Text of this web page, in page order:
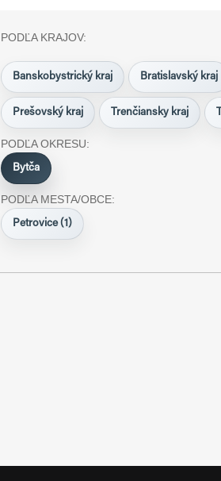
PODĽA KRAJOV:
Banskobystrický kraj Bratislavský kraj
Prešovský kraj Trenčiansky kraj
PODĽA OKRESU:
Bytča
PODĽA MESTA/OBCE:
Petrovice (1)